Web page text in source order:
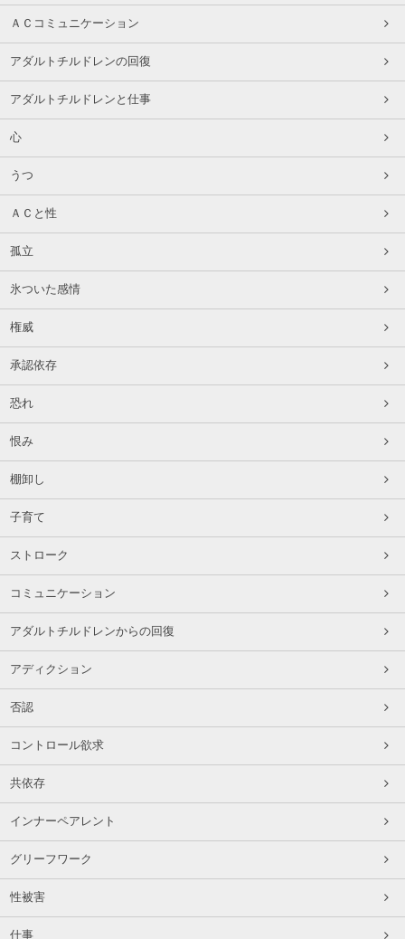
ＡＣコミュニケーション
アダルトチルドレンの回復
アダルトチルドレンと仕事
心
うつ
ＡＣと性
孤立
氷ついた感情
権威
承認依存
恐れ
恨み
棚卸し
子育て
ストローク
コミュニケーション
アダルトチルドレンからの回復
アディクション
否認
コントロール欲求
共依存
インナーペアレント
グリーフワーク
性被害
仕事